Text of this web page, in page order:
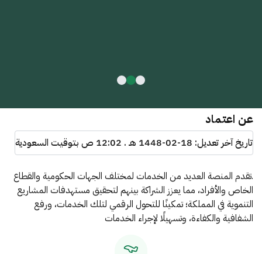
عن اعتماد
تاريخ آخر تعديل: 1448-02-18 هـ . 12:02 ص بتوقيت السعودية
.تقدم المنصة العديد من الخدمات لمختلف الجهات الحكومية والقطاع
الخاص والأفراد، مما يعزز الشراكة بينهم لتحقيق مستهدفات المشاريع
التنموية في المملكة؛ تمكينًا للتحول الرقمي لتلك الخدمات، ورفع
الشفافية والكفاءة، وتسهيلًا لإجراء الخدمات